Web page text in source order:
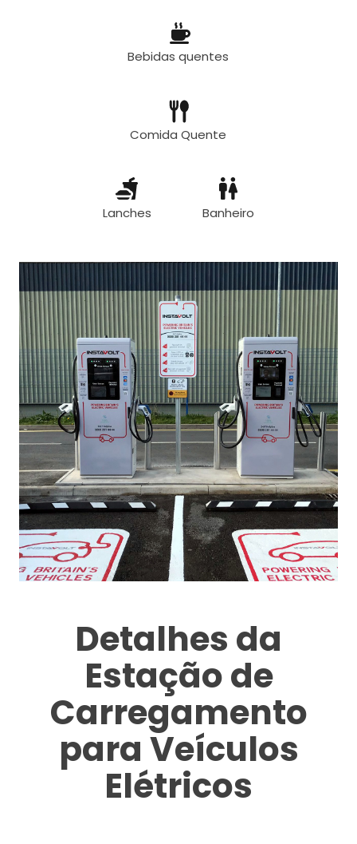
Bebidas quentes
Comida Quente
Lanches Banheiro
Detalhes da
Estação de
Carregamento
para Veículos
Elétricos